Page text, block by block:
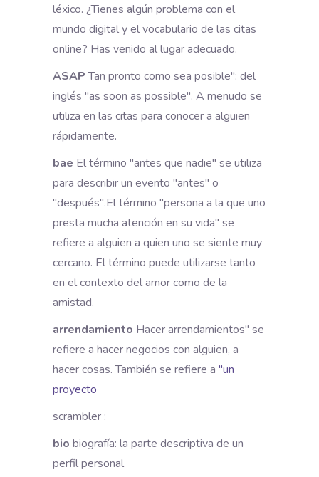
léxico. ¿Tienes algún problema con el
mundo digital y el vocabulario de las citas
online? Has venido al lugar adecuado.
ASAPTan pronto como sea posible": del
inglés "as soon as possible". A menudo se
utiliza en las citas para conocer a alguien
rápidamente.
bae El término "antes que nadie" se utiliza
para describir un evento "antes" o
"después".El término "persona a la que uno
presta mucha atención en su vida" se
refiere a alguien a quien uno se siente muy
cercano. El término puede utilizarse tanto
en el contexto del amor como de la
amistad.
arrendamiento Hacer arrendamientos" se
refiere a hacer negocios con alguien, a
hacer cosas. También se refiere a "un
proyecto
scrambler :
bio biografía: la parte descriptiva de un
perfil personal